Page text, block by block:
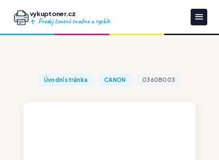
vykuptoner.cz
Prodej tonerů snadno a rychle
Úvodní stránka CANON 0360B003